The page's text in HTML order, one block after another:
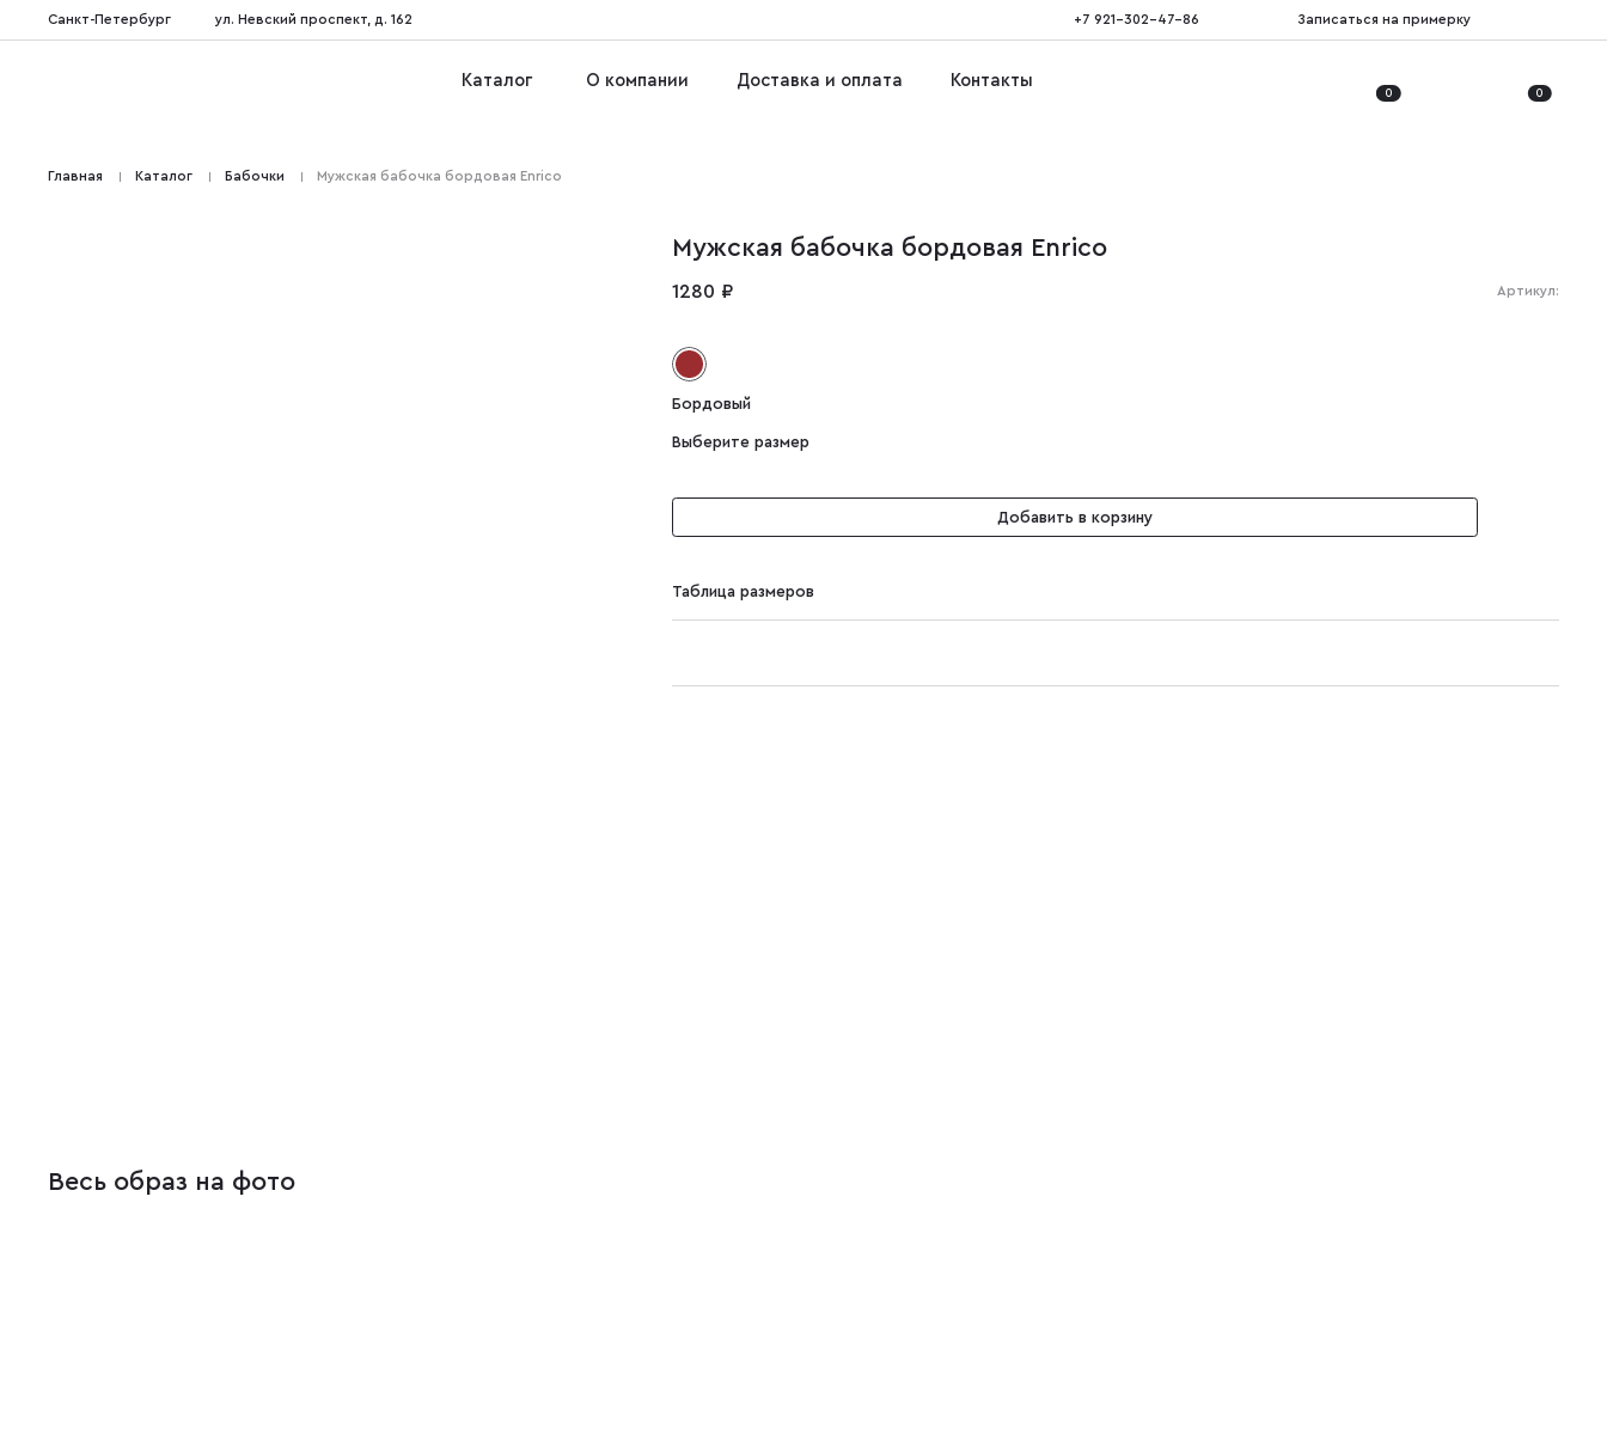
Санкт-Петербург ул. Невский проспект, д. 162 +7 921-302-47-86 Записаться на примерку
Каталог О компании Доставка и оплата Контакты
0 0
Главная Каталог Бабочки Мужская бабочка бордовая Enrico
Мужская бабочка бордовая Enrico
1280 ₽ Артикул:
Бордовый
Выберите размер
Добавить в корзину
Таблица размеров
Весь образ на фото